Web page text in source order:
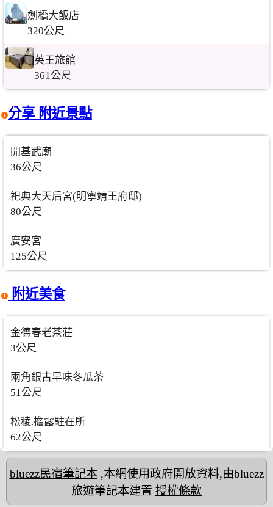
劍橋大飯店
320公尺
英王旅館
361公尺
分享 附近景點
開基武廟
36公尺
祀典大天后宮(明寧靖王府邸)
80公尺
廣安宮
125公尺
附近美食
金德春老茶莊
3公尺
兩角銀古早味冬瓜茶
51公尺
松稜.擔露駐在所
62公尺
bluezz民宿筆記本,本網使用政府開放資料,由bluezz
旅遊筆記本建置 授權條款